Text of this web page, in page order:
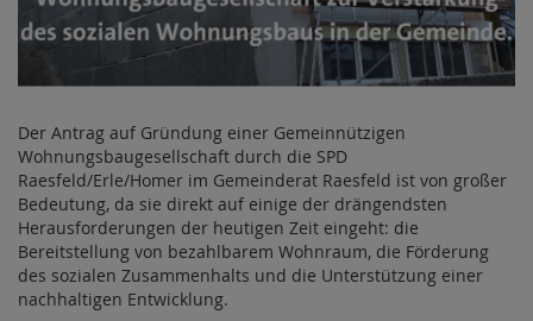
Der Antrag auf Gründung einer Gemeinnützigen
Wohnungsbaugesellschaft durch die SPD
Raesfeld/Erle/Homer im Gemeinderat Raesfeld ist von großer
Bedeutung, da sie direkt auf einige der drängendsten
Herausforderungen der heutigen Zeit eingeht: die
Bereitstellung von bezahlbarem Wohnraum, die Förderung
des sozialen Zusammenhalts und die Unterstützung einer
nachhaltigen Entwicklung.